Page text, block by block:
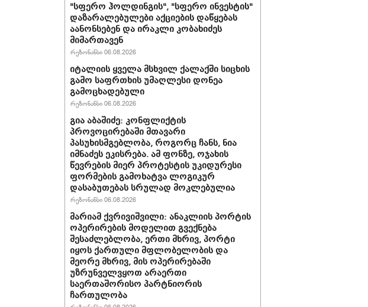
"სფერო ჰოლდინგის", "სფერო ინვესტის"
დაზარალებულები აქციების დაწყებას
აანონსებენ და ირაკლი კობახიძეს
მიმართავენ
რეზონანსი 06.08.2026
იტალიის ყველა მსხვილ ქალაქში სიცხის
გამო საფრთხის უმაღლესი დონეა
გამოცხადებული
რეზონანსი 06.08.2026
გია აბაშიძე: კონფლიქტის
პროვოცირებაში მთავარი
პასუხისმგებლობა, როგორც ჩანს, ნია
იმნაძეს ეკისრება. ამ ფონზე, ოჯახის
წევრების მიერ პროტესტის უკიდურესი
ფორმების გამოხატვა ლოგიკურ
დასაბუთებას სრულად მოკლებულია
რეზონანსი 06.08.2026
მარიამ ქვრივიშვილი: ანაკლიის პორტის
ოპერირების მოდელით გვექნება
შესაძლებლობა, ერთი მხრივ, პორტი
იყოს ქართული მფლობელობის და
მეორე მხრივ, მის ოპერირებაში
უზრუნველვყოთ არაერთი
საერთაშორისო პარტნიორის
ჩართულობა